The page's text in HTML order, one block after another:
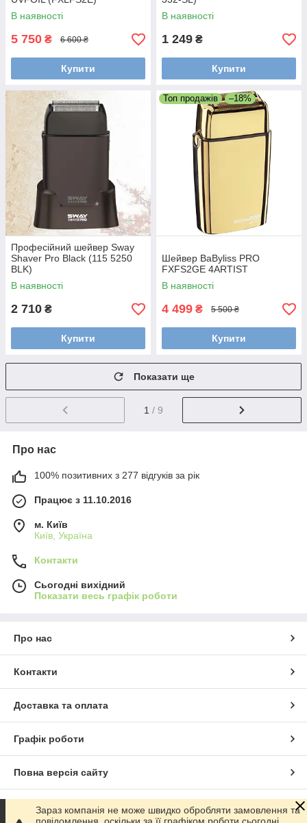
В наявності
5 750 ₴ 6 600 ₴
Купити
В наявності
1 249 ₴
Купити
Професійний шейвер Sway
Shaver Pro Black (115 5250
BLK)
В наявності
2 710 ₴
Купити
Топ продажів –18%
Шейвер BaByliss PRO
FXFS2GE 4ARTIST
В наявності
4 499 ₴ 5 500 ₴
Купити
Показати ще
1 / 9
Про нас
100% позитивних з 277 відгуків за рік
Працює з 11.10.2016
м. Київ
Київ, Україна
Контакти
Сьогодні вихідний
Показати весь графік роботи
Про нас
Контакти
Доставка та оплата
Графік роботи
Повна версія сайту
Сайт створено на маркетплейсі Prom.ua
Зараз компанія не може швидко обробляти замовлення та